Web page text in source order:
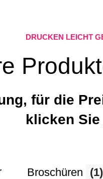
DRUCKEN LEICHT
für die
klicken Sie
Broschüren (1)